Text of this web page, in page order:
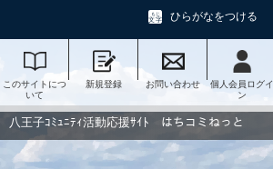
ひらがなをつける
このサイトにつ
いて
新規登録 お問い合わせ
個人会員ログイ
ン
八王子ｺﾐｭﾆﾃｨ活動応援ｻｲﾄ はちコミねっと